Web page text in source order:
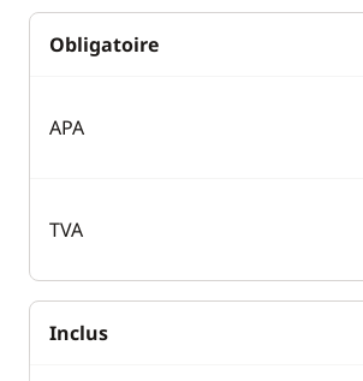
Obligatoire
APA
TVA
Inclus